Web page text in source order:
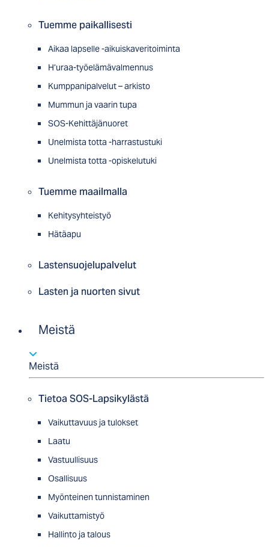
Tuemme paikallisesti
Aikaa lapselle -aikuiskaveritoiminta
H’uraa-työelämävalmennus
Kumppanipalvelut – arkisto
Mummun ja vaarin tupa
SOS-Kehittäjänuoret
Unelmista totta -harrastustuki
Unelmista totta -opiskelutuki
Tuemme maailmalla
Kehitysyhteistyö
Hätäapu
Lastensuojelupalvelut
Lasten ja nuorten sivut
Meistä
Meistä
Tietoa SOS-Lapsikylästä
Vaikuttavuus ja tulokset
Laatu
Vastuullisuus
Osallisuus
Myön­tei­nen tun­nis­ta­minen
Vaikuttamistyö
Hallinto ja talous